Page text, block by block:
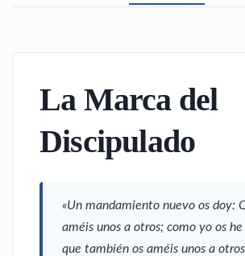
La Marca del
Discipulado
«Un mandamiento nuevo os doy:
améis unos a otros; como yo os he
que también os améis unos a